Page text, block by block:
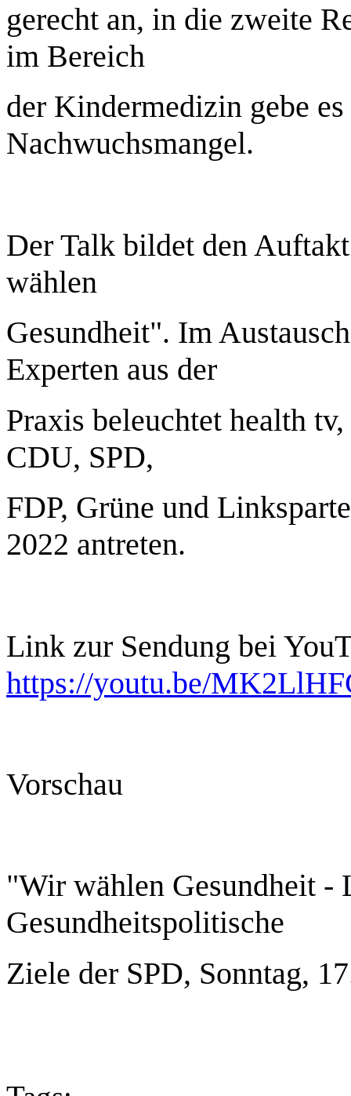
gerecht an, in die zweite
im Bereich
der Kindermedizin gebe
Nachwuchsmangel.
Der Talk bildet den
wählen
Gesundheit". Im
Experten aus der
Praxis beleuchtet health
CDU, SPD,
FDP, Grüne und
2022 antreten.
Link zur Sendung bei
https://youtu.be/
Vorschau
"Wir wählen Gesundheit -
Gesundheitspolitische
Ziele der SPD, Sonntag,